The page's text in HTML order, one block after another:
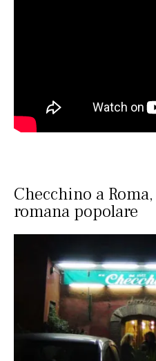
Checchino a
romana popolare